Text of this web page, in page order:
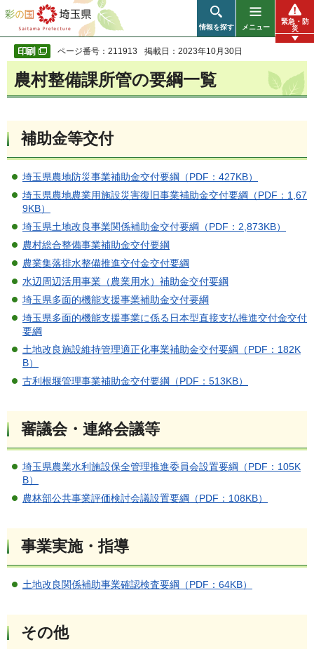
彩の国 埼玉県
情報を探す メニュー
緊急・防
災
ページ番号：211913 掲載日：2023年10月30日
農村整備課所管の要綱一覧
補助金等交付
埼玉県農地防災事業補助金交付要綱（PDF：427KB）
埼玉県農地農業用施設災害復旧事業補助金交付要綱（PDF：1,67
9KB）
埼玉県土地改良事業関係補助金交付要綱（PDF：2,873KB）
農村総合整備事業補助金交付要綱
農業集落排水整備推進交付金交付要綱
水辺周辺活用事業（農業用水）補助金交付要綱
埼玉県多面的機能支援事業補助金交付要綱
埼玉県多面的機能支援事業に係る日本型直接支払推進交付金交付
要綱
土地改良施設維持管理適正化事業補助金交付要綱（PDF：182K
B）
古利根堰管理事業補助金交付要綱（PDF：513KB）
審議会・連絡会議等
埼玉県農業水利施設保全管理推進委員会設置要綱（PDF：105K
B）
農林部公共事業評価検討会議設置要綱（PDF：108KB）
事業実施・指導
土地改良関係補助事業確認検査要綱（PDF：64KB）
その他